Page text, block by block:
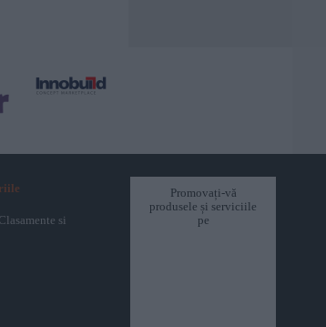
Promovați-vă
produsele și serviciile
pe